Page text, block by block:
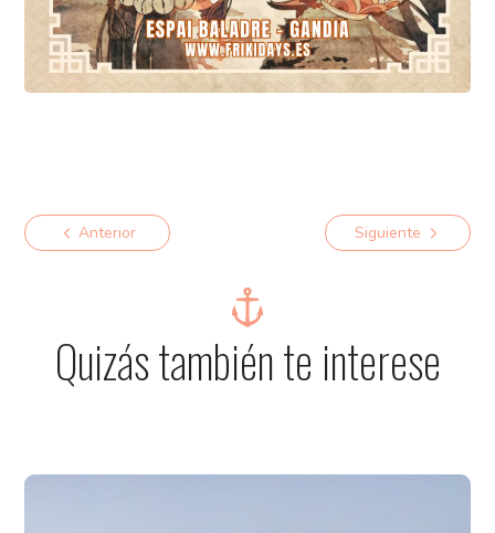
Anterior Siguiente
Quizás también te interese